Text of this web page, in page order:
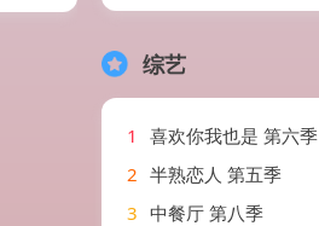
综艺
1
喜欢你我也是 第六季
2 半熟恋人 第五季
3 中餐厅 第八季